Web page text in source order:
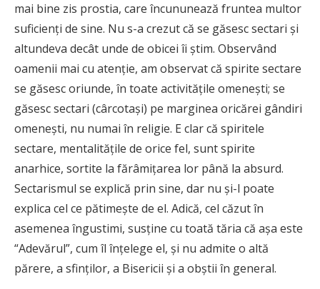
mai bine zis prostia, care încununează fruntea multor
suficienţi de sine. Nu s-a crezut că se găsesc sectari şi
altundeva decât unde de obicei îi ştim. Observând
oamenii mai cu atenţie, am observat că spirite sectare
se găsesc oriunde, în toate activităţile omeneşti; se
găsesc sectari (cârcotaşi) pe marginea oricărei gândiri
omeneşti, nu numai în religie. E clar că spiritele
sectare, mentalităţile de orice fel, sunt spirite
anarhice, sortite la fărâmiţarea lor până la absurd.
Sectarismul se explică prin sine, dar nu şi-l poate
explica cel ce pătimeşte de el. Adică, cel căzut în
asemenea îngustimi, susţine cu toată tăria că aşa este
“Adevărul”, cum îl înţelege el, şi nu admite o altă
părere, a sfinţilor, a Bisericii şi a obştii în general.